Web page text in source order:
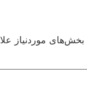
بخش‌های موردنیاز